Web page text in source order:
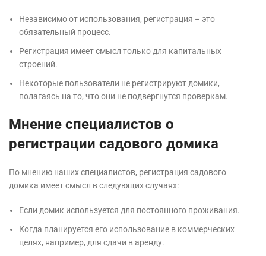
Независимо от использования, регистрация – это
обязательный процесс.
Регистрация имеет смысл только для капитальных
строений.
Некоторые пользователи не регистрируют домики,
полагаясь на то, что они не подвергнутся проверкам.
Мнение специалистов о
регистрации садового домика
По мнению наших специалистов, регистрация садового
домика имеет смысл в следующих случаях:
Если домик используется для постоянного проживания.
Когда планируется его использование в коммерческих
целях, например, для сдачи в аренду.